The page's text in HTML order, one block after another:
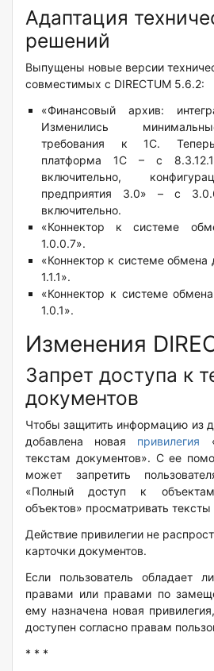
Адаптация
решений
Выпущены новые версии
совместимых с DIRECTUM 5.6.2:
«Финансовый архив:
Изменились
требования к 1С. Теперь
платформа 1С – с
включительно,
предприятия 3.0» – c
включительно.
«Коннектор к системе
1.0.0.7».
«Коннектор к системе
1.1.1».
«Коннектор к системе
1.0.1».
Изменения
Запрет доступа к
документов
Чтобы защитить информацию из
добавлена новая привилегия
текстам документов». С ее
может запретить
«Полный доступ к
объектов» просматривать
Действие привилегии не
карточки документов.
Если пользователь обладает
правами или правами по
ему назначена новая
доступен согласно правам
* * *